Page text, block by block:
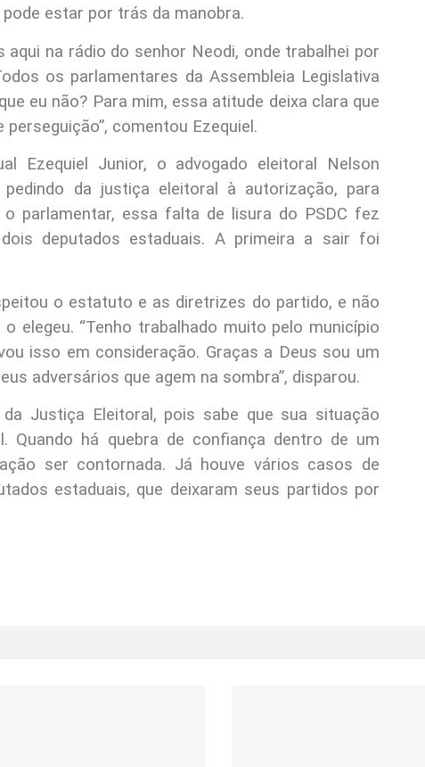
estar por trás da manobra.
na rádio do senhor Neodi, onde trabalhei por
os parlamentares da Assembleia Legislativa
eu não? Para mim, essa atitude deixa clara que
comentou Ezequiel.
Ezequiel Junior, o advogado eleitoral Nelson
da justiça eleitoral à autorização, para
o parlamentar, essa falta de lisura do PSDC fez
deputados estaduais. A primeira a sair foi
o estatuto e as diretrizes do partido, e não
elegeu. “Tenho trabalhado muito pelo município
isso em consideração. Graças a Deus sou um
adversários que agem na sombra”, disparou.
Justiça Eleitoral, pois sabe que sua situação
Quando há quebra de confiança dentro de um
ser contornada. Já houve vários casos de
estaduais, que deixaram seus partidos por